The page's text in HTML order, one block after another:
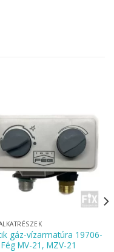
gáz-vízarmatúra 19706-
MV-21, MZV-21